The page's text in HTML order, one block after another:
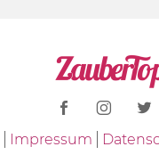
Impressum